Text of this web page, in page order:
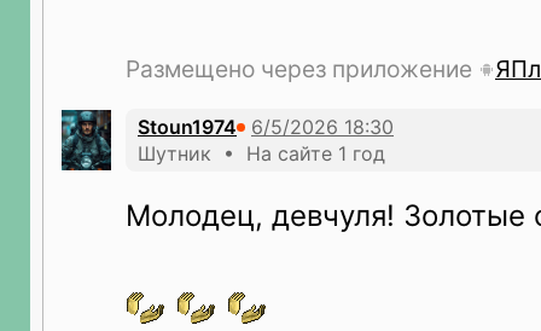
Размещено через приложение
Stoun1974
Шутник • На сайте 1 год
Молодец, девчуля! Золотые